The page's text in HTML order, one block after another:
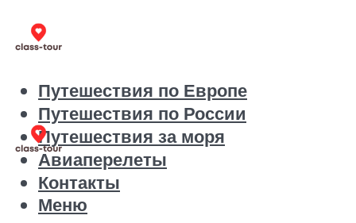
Путешествия по Европе
Путешествия по России
Путешествия за моря
Авиаперелеты
Контакты
Меню